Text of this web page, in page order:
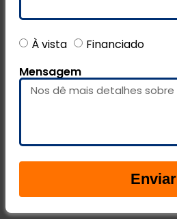
À vista
Financiado
Mensagem
Enviar